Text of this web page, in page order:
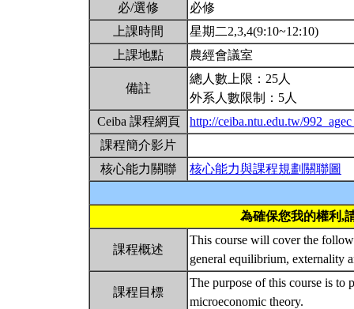
必/選修
必修
上課時間
星期二2,3,4(9:10~12:10)
上課地點
農經會議室
備註
總人數上限：25人
外系人數限制：5人
Ceiba 課程網頁
http://ceiba.ntu.edu.tw/
課程簡介影片
核心能力關聯
核心能力與課程規劃關聯圖
為確保您我的權利,
課程概述
This course will cover the
general equilibrium, externality
課程目標
The purpose of this course is to
microeconomic theory.